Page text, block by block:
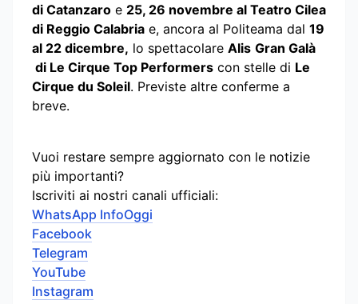
di Catanzaro e 25, 26 novembre al Teatro Cilea
di Reggio Calabria e, ancora al Politeama dal 19
al 22 dicembre, lo spettacolare Alis Gran Galà
di Le Cirque Top Performers con stelle di Le
Cirque du Soleil. Previste altre conferme a
breve.
Vuoi restare sempre aggiornato con le notizie
più importanti?
Iscriviti ai nostri canali ufficiali:
WhatsApp InfoOggi
Facebook
Telegram
YouTube
Instagram